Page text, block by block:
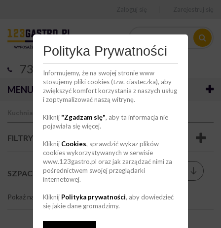
Polityka Prywatności
Informujemy, że na swojej stronie www
stosujemy pliki cookies (tzw. ciasteczka), aby
zwiększyć komfort korzystania z naszych usług
i zoptymalizować naszą witrynę.
Kliknij "Zgadzam się", aby ta informacja nie
pojawiała się więcej.
Kliknij Cookies, sprawdzić wykaz plików
cookies wykorzystywanych w serwisie
www.123gastro.pl oraz jak zarządzać nimi za
pośrednictwem swojej przeglądarki
internetowej.
Kliknij Polityka prywatności, aby dowiedzieć
się jakie dane gromadzimy.
736 123 123
MENU
FILTRY
SZPACHLE I SZPATUŁE(24) Sortuj wg
Pokaż na stronie 9